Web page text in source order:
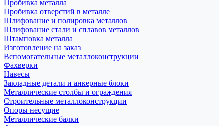
Пробивка металла
Пробивка отверстий в металле
Шлифование и полировка металлов
Шлифование стали и сплавов металлов
Штамповка металла
Изготовление на заказ
Вспомогательные металлоконструкции
Фахверки
Навесы
Закладные детали и анкерные блоки
Металлические столбы и ограждения
Строительные металлоконструкции
Опоры несущие
Металлические балки